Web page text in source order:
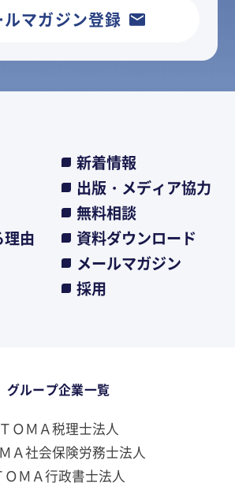
ルマガジン登録
新着情報
出版・メディア協力
無料相談
由
資料ダウンロード
メールマガジン
採用
グループ企業一覧
ＴＯＭＡ税理士法人
Ａ社会保険労務士法人
ＯＭＡ行政書士法人